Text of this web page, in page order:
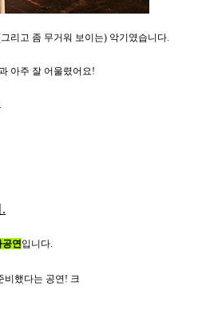
리고 좀 무거워 보이는) 악기였습니다.
아주 잘 어울렸어요!
공연입니다.
비했다는 공연! 크